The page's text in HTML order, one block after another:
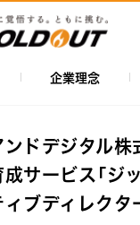
企業理念
ンドデジタル
成サービス「ジ
ィブディレク